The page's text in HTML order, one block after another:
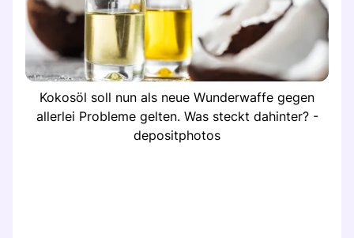
Kokosöl soll nun als neue Wunderwaffe gegen
allerlei Probleme gelten. Was steckt dahinter? -
depositphotos